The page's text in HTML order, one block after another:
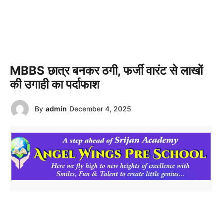
MBBS छात्र बनकर ठगी, फर्जी वारंट से लाखों
की उगाही का पर्दाफाश
By admin December 4, 2025